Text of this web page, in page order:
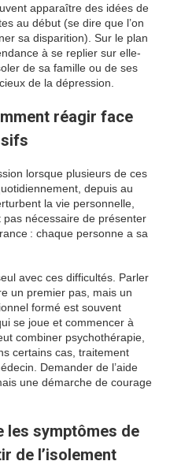
apparaître des idées de
au début (se dire que l’on
sa disparition). Sur le plan
à se replier sur elle-
de sa famille ou de ses
de la dépression.
réagir face
lorsque plusieurs de ces
depuis au
la vie personnelle,
pas nécessaire de présenter
: chaque personne a sa
avec ces difficultés. Parler
un premier pas, mais un
formé est souvent
se joue et commencer à
combiner psychothérapie,
certains cas, traitement
Demander de l’aide
une démarche de courage
les symptômes de
de l’isolement